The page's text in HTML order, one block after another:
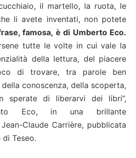
il martello, la ruota, le
li avete inventati, non potete
famosa, è di Umberto Eco.
tutte le volte in cui vale la
della lettura, del piacere
di trovare, tra parole ben
conoscenza, della scoperta,
sperate di liberarvi dei libri”,
Eco, in una brillante
Claude Carrière, pubblicata
di Teseo.